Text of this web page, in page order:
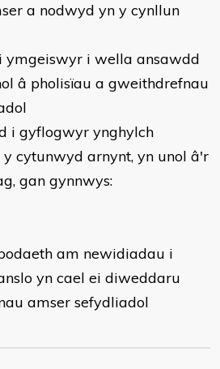
a nodwyd yn y cynllun
ymgeiswyr i wella ansawdd
â pholisïau a gweithdrefnau
i gyflogwyr ynghylch
cytunwyd arnynt, yn unol â'r
gan gynnwys:
am newidiadau i
yn cael ei diweddaru
amser sefydliadol